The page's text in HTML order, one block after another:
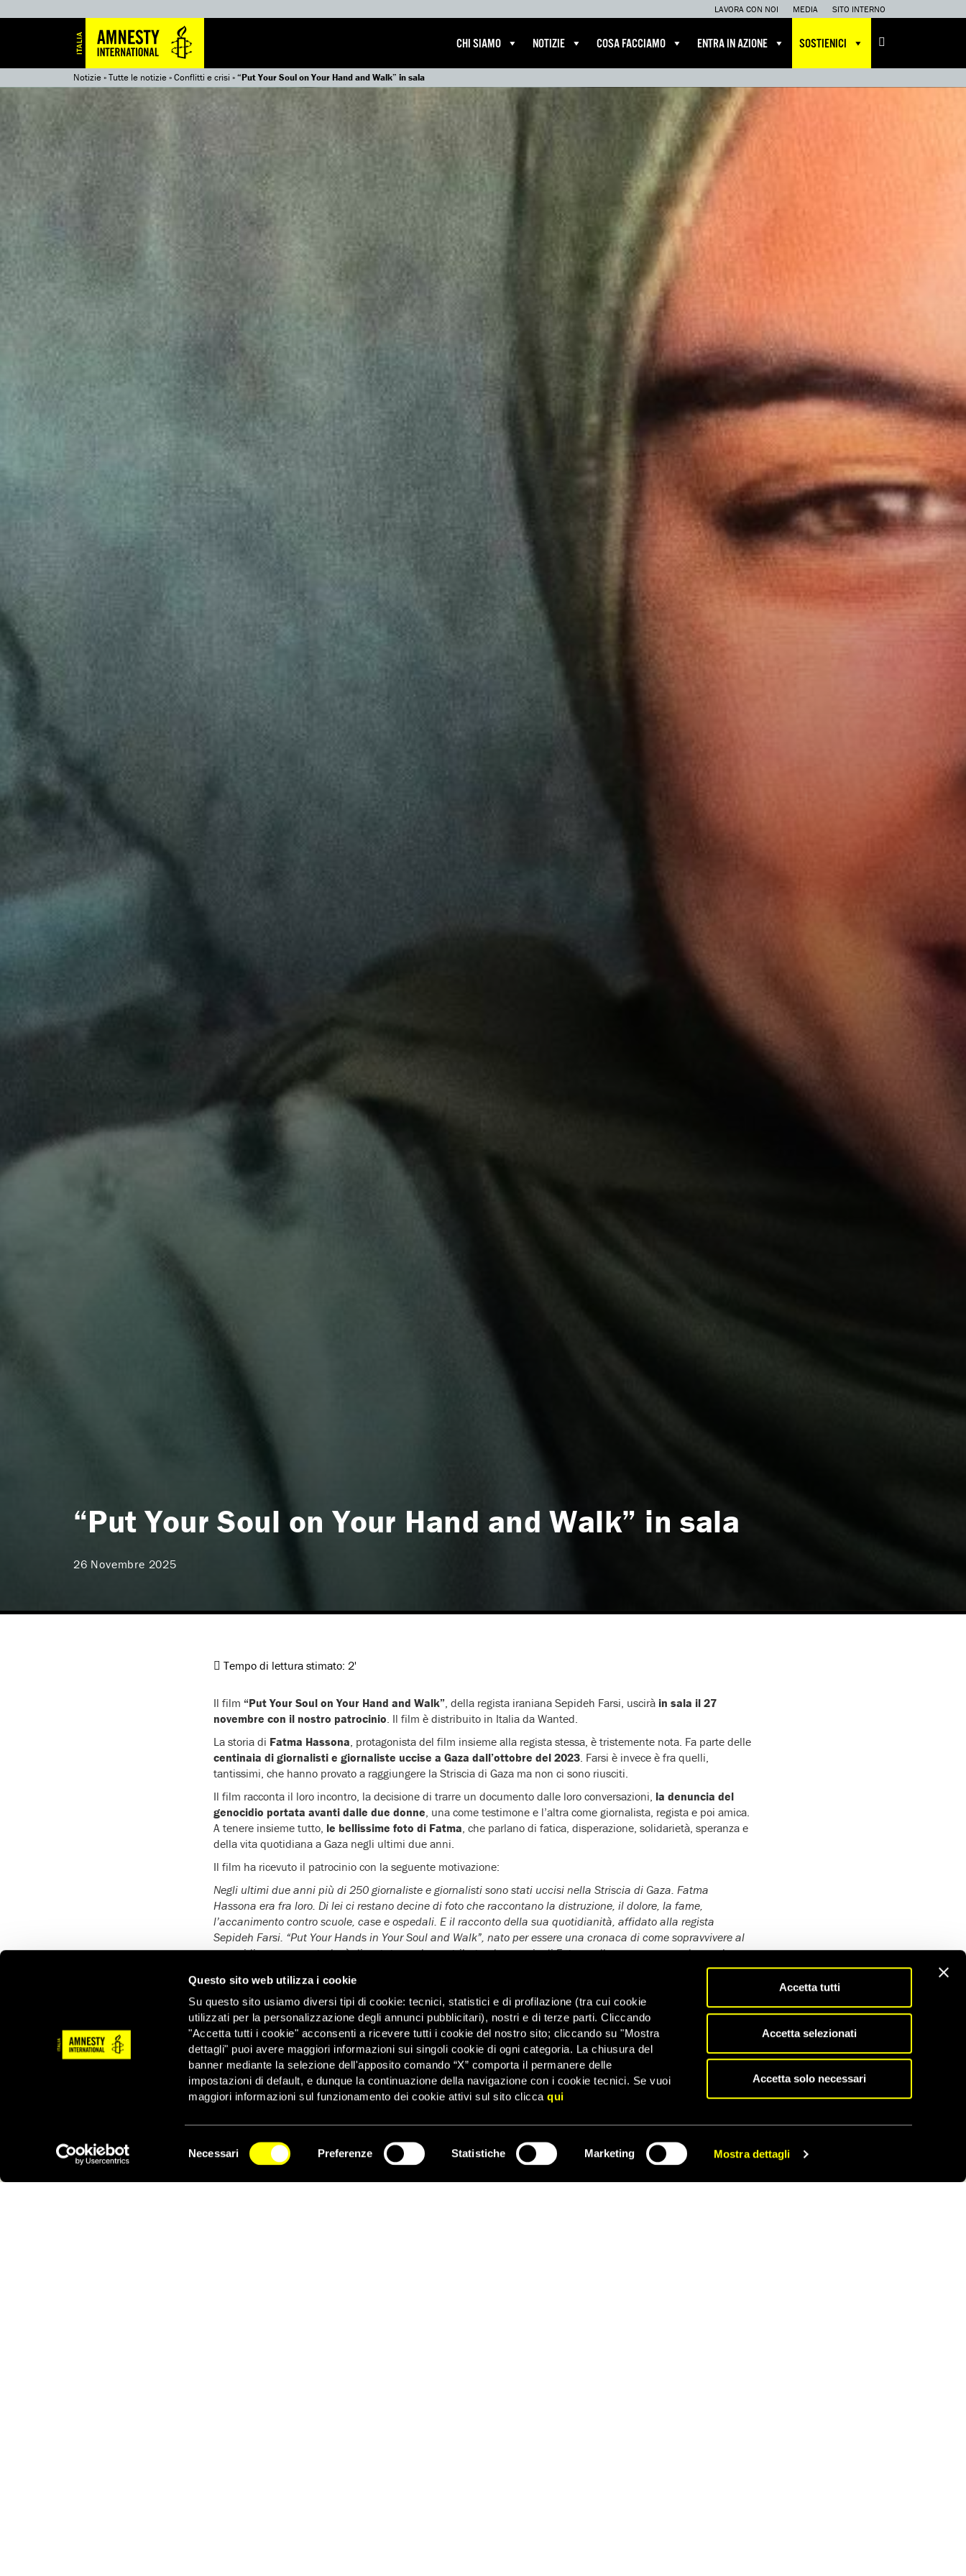
Questo sito web utilizza i cookie
Su questo sito usiamo diversi tipi di cookie: tecnici, statistici e di profilazione (tra cui cookie
utilizzati per la personalizzazione degli annunci pubblicitari), nostri e di terze parti. Cliccando
"Accetta tutti i cookie" acconsenti a ricevere tutti i cookie del nostro sito; cliccando su "Mostra
dettagli" puoi avere maggiori informazioni sui singoli cookie di ogni categoria. La chiusura del
banner mediante la selezione dell'apposito comando “X” comporta il permanere delle
impostazioni di default, e dunque la continuazione della navigazione con i cookie tecnici. Se vuoi
maggiori informazioni sul funzionamento dei cookie attivi sul sito cliccaqui
del
Necessari Preferenze Statistiche Marketing Mostra dettagli
Accetta tutti
Accetta selezionati
Accetta solo necessari
LAVORA CON NOI MEDIA SITO INTERNO
CHI SIAMO NOTIZIE COSA FACCIAMO ENTRA IN AZIONE SOSTIENICI
Notizie»Tutte le notizie»Conflitti e crisi »“Put Your Soul on Your Hand and Walk” in sala
“Put Your Soul on Your Hand and Walk” in sala
26 Novembre 2025
Tempo di lettura stimato: 2'
Il film “Put Your Soul on Your Hand and Walk”, della regista iraniana Sepideh Farsi, uscirà in sala il 27
novembre con il nostro patrocinio. Il film è distribuito in Italia da Wanted.
La storia di Fatma Hassona, protagonista del film insieme alla regista stessa, è tristemente nota. Fa parte delle
centinaia di giornalisti e giornaliste uccise a Gaza dall’ottobre del 2023. Farsi è invece è fra quelli,
tantissimi, che hanno provato a raggiungere la Striscia di Gaza ma non ci sono riusciti.
Il film racconta il loro incontro, la decisione di trarre un documento dalle loro conversazioni, la denuncia del
genocidio portata avanti dalle due donne, una come testimone e l’altra come giornalista, regista e poi amica.
A tenere insieme tutto, le bellissime foto di Fatma, che parlano di fatica, disperazione, solidarietà, speranza e
della vita quotidiana a Gaza negli ultimi due anni.
Il film ha ricevuto il patrocinio con la seguente motivazione:
Negli ultimi due anni più di 250 giornaliste e giornalisti sono stati uccisi nella Striscia di Gaza. Fatma
Hassona era fra loro. Di lei ci restano decine di foto che raccontano la distruzione, il dolore, la fame,
l’accanimento contro scuole, case e ospedali. E il racconto della sua quotidianità, affidato alla regista
Sepideh Farsi. “Put Your Hands in Your Soul and Walk”, nato per essere una cronaca di come sopravvivere al
genocidio per raccontarlo, è diventato anche un tributo al coraggio di Fatma, alla sua consapevolezza che
soul-on-your-hand-and-walk
CONTRO LA POPOLAZIONE
PALESTINESE DI GAZA
NEWSLETTER ISCRIVITI CONDIVIDI